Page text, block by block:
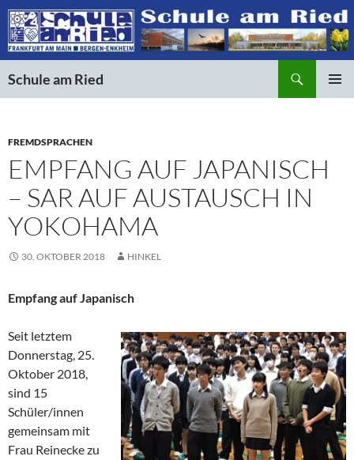
Schule am Ried
FREMDSPRACHEN
EMPFANG AUF JAPANISCH
– SAR AUF AUSTAUSCH IN
YOKOHAMA
30. OKTOBER 2018 HINKEL
Empfang auf Japanisch
Seit letztem
Donnerstag, 25.
Oktober 2018,
sind 15
Schüler/innen
gemeinsam mit
Frau Reinecke zu